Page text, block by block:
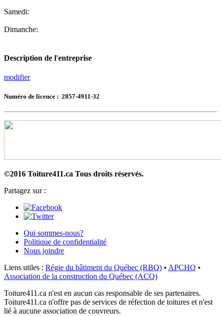
Samedi:
Dimanche:
Description de l'entreprise
modifier
Numéro de licence : 2857-4911-32
©2016 Toiture411.ca Tous droits réservés.
Partagez sur :
Qui sommes-nous?
Politique de confidentialité
Nous joindre
Liens utiles : Régie du bâtiment du Québec (RBQ) • APCHQ •
Association de la construction du Québec (ACQ)
Toiture411.ca n'est en aucun cas responsable de ses partenaires.
Toiture411.ca n'offre pas de services de réfection de toitures et n'est
lié à aucune association de couvreurs.